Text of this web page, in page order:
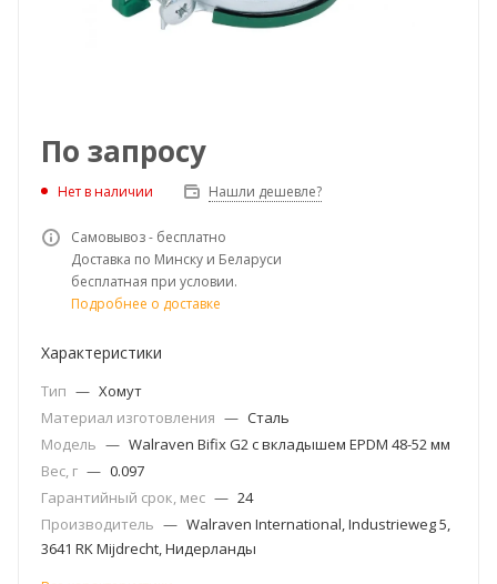
По запросу
Нет в наличии Нашли дешевле?
Самовывоз - бесплатно
Доставка по Минску и Беларуси
бесплатная при условии.
Подробнее о доставке
Характеристики
Тип — Хомут
Материал изготовления — Сталь
Модель — Walraven Bifix G2 с вкладышем EPDM 48-52 мм
Вес, г — 0.097
Гарантийный срок, мес — 24
Производитель — Walraven International, Industrieweg 5,
3641 RK Mijdrecht, Нидерланды